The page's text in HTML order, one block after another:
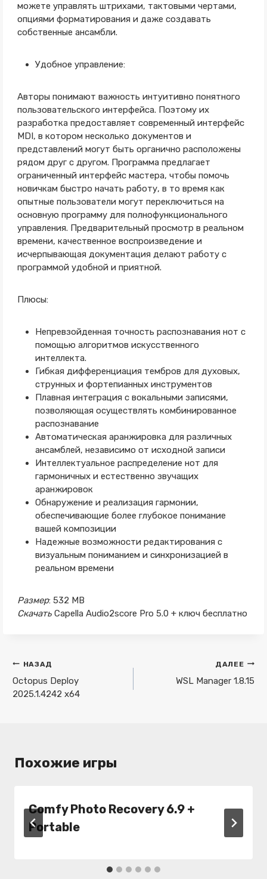
можете управлять штрихами, тактовыми чертами,
опциями форматирования и даже создавать
собственные ансамбли.
Удобное управление:
Авторы понимают важность интуитивно понятного
пользовательского интерфейса. Поэтому их
разработка предоставляет современный интерфейс
MDI, в котором несколько документов и
представлений могут быть органично расположены
рядом друг с другом. Программа предлагает
ограниченный интерфейс мастера, чтобы помочь
новичкам быстро начать работу, в то время как
опытные пользователи могут переключиться на
основную программу для полнофункционального
управления. Предварительный просмотр в реальном
времени, качественное воспроизведение и
исчерпывающая документация делают работу с
программой удобной и приятной.
Плюсы:
Непревзойденная точность распознавания нот с
помощью алгоритмов искусственного
интеллекта.
Гибкая дифференциация тембров для духовых,
струнных и фортепианных инструментов
Плавная интеграция с вокальными записями,
позволяющая осуществлять комбинированное
распознавание
Автоматическая аранжировка для различных
ансамблей, независимо от исходной записи
Интеллектуальное распределение нот для
гармоничных и естественно звучащих
аранжировок
Обнаружение и реализация гармонии,
обеспечивающие более глубокое понимание
вашей композиции
Надежные возможности редактирования с
визуальным пониманием и синхронизацией в
реальном времени
Размер: 532 MB
Скачать Capella Audio2score Pro 5.0 + ключ бесплатно
Навигация
по
записям
НАЗАД
Octopus Deploy
2025.1.4242 x64
ДАЛЕЕ
WSL Manager 1.8.15
Похожие игры
Comfy Photo Recovery 6.9 +
Portable